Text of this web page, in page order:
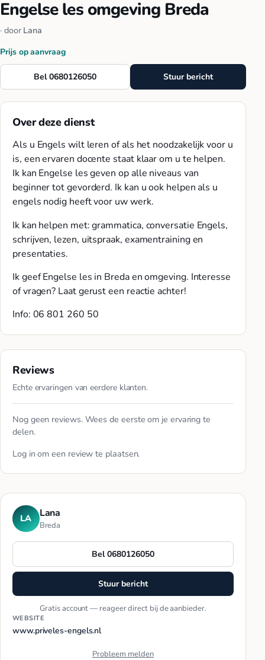
Engelse les omgeving Breda
· door Lana
Prijs op aanvraag
Bel 0680126050 Stuur bericht
Over deze dienst
Als u Engels wilt leren of als het noodzakelijk voor u
is, een ervaren docente staat klaar om u te helpen.
Ik kan Engelse les geven op alle niveaus van
beginner tot gevorderd. Ik kan u ook helpen als u
engels nodig heeft voor uw werk.
Ik kan helpen met: grammatica, conversatie Engels,
schrijven, lezen, uitspraak, examentraining en
presentaties.
Ik geef Engelse les in Breda en omgeving. Interesse
of vragen? Laat gerust een reactie achter!
Info: 06 801 260 50
Reviews
Echte ervaringen van eerdere klanten.
Nog geen reviews. Wees de eerste om je ervaring te
delen.
Log in om een review te plaatsen.
LA Lana
Breda
Bel 0680126050
Stuur bericht
Gratis account — reageer direct bij de aanbieder.
WEBSITE
www.priveles-engels.nl
Probleem melden